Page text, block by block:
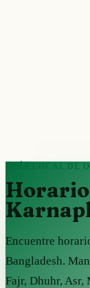
GUÍA LOCAL DE
Encuentre
Bangladesh.
Fajr, Dhuhr, Asr,